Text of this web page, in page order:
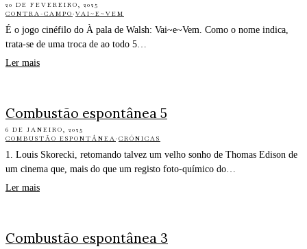
20 DE FEVEREIRO, 2025
CONTRA-CAMPO·VAI~E~VEM
É o jogo cinéfilo do À pala de Walsh: Vai~e~Vem. Como o nome indica,
trata-se de uma troca de ao todo 5…
Ler mais
Combustão espontânea 5
6 DE JANEIRO, 2025
COMBUSTÃO ESPONTÂNEA·CRÓNICAS
1. Louis Skorecki, retomando talvez um velho sonho de Thomas Edison de
um cinema que, mais do que um registo foto-químico do…
Ler mais
Combustão espontânea 3